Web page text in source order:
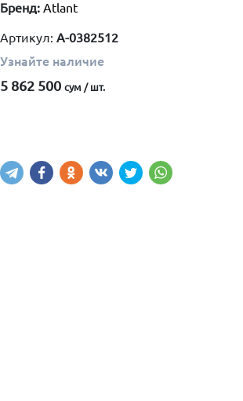
Бренд: Atlant
Артикул: A-0382512
Узнайте наличие
5 862 500 сум / шт.